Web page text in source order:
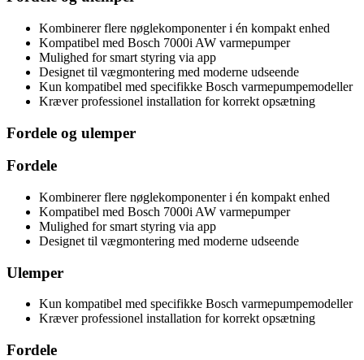
Kombinerer flere nøglekomponenter i én kompakt enhed
Kompatibel med Bosch 7000i AW varmepumper
Mulighed for smart styring via app
Designet til vægmontering med moderne udseende
Kun kompatibel med specifikke Bosch varmepumpemodeller
Kræver professionel installation for korrekt opsætning
Fordele og ulemper
Fordele
Kombinerer flere nøglekomponenter i én kompakt enhed
Kompatibel med Bosch 7000i AW varmepumper
Mulighed for smart styring via app
Designet til vægmontering med moderne udseende
Ulemper
Kun kompatibel med specifikke Bosch varmepumpemodeller
Kræver professionel installation for korrekt opsætning
Fordele